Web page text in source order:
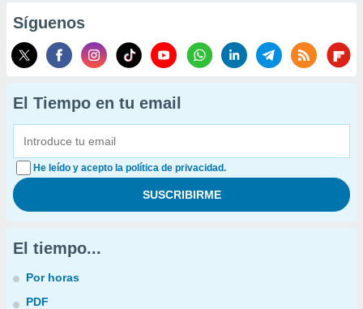
Síguenos
El Tiempo en tu email
He leído y acepto la política de privacidad.
El tiempo...
Por horas
PDF